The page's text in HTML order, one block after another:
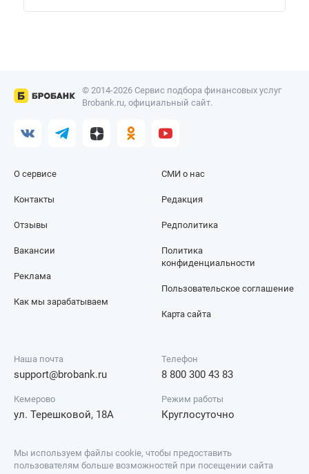
© 2014-2026 Сервис подбора финансовых услуг
Brobank.ru, официальный сайт.
О сервисе
Контакты
Отзывы
СМИ о нас
Редакция
Редполитика
Вакансии
Реклама
Как мы зарабатываем
Политика
конфиденциальности
Пользовательское соглашение
Карта сайта
Наша почта
support@brobank.ru
Телефон
8 800 300 43 83
Кемерово
ул. Терешковой, 18А
Режим работы
Круглосуточно
Мы используем файлы cookie, чтобы предоставить
пользователям больше возможностей при посещении сайта